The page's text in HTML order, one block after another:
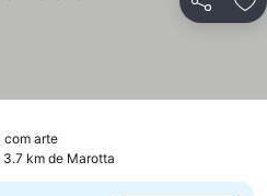
Partilhar
com arteVer preços
3.7 km de Marotta